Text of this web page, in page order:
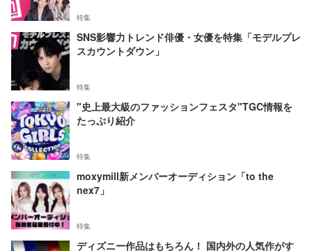
特集
SNS影響力トレンド俳優・女優を特集「モデルプレ
スカウントダウン」
特集
"史上最大級のファッションフェスタ"TGC情報を
たっぷり紹介
特集
moxymill新メンバーオーディション「to the
nex7」
特集
ディズニー作品はもちろん！ 国内外の人気作がす